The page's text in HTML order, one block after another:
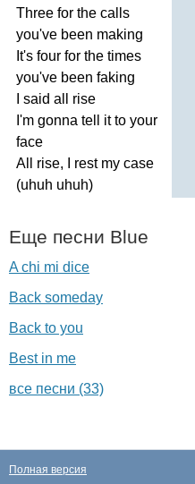
Three for the calls
you've been making
It's four for the times
you've been faking
said all
rise
I'm gonna tell it to your
face
All
rise, rest my case
(uhuh uhuh)
Еще песни Blue
A chi mi dice
Back someday
Back to you
Best in me
все песни (33)
Полная версия